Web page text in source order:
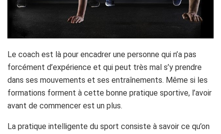
Le coach est là pour encadrer une personne qui n’a pas
forcément d’expérience et qui peut très mal s’y prendre
dans ses mouvements et ses entraînements. Même si les
formations forment à cette bonne pratique sportive, l’avoir
avant de commencer est un plus.
La pratique intelligente du sport consiste à savoir ce qu’on